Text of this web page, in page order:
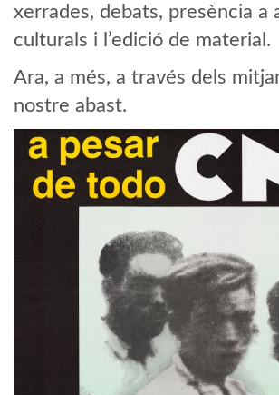
xerrades, debats, presència a
culturals i l’edició de material.
Ara, a més, a través dels
nostre abast.